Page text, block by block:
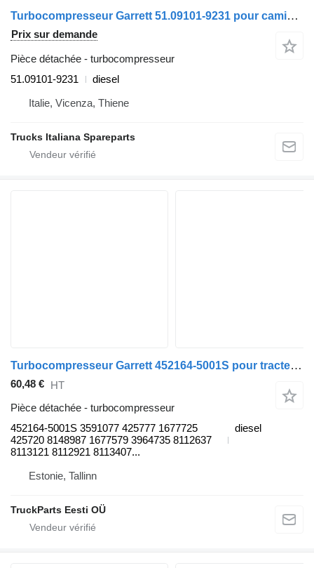
Turbocompresseur Garrett 51.09101-9231 pour camion MAN TGX euro 6
Prix sur demande
Pièce détachée - turbocompresseur
51.09101-9231
diesel
Italie, Vicenza, Thiene
Trucks Italiana Spareparts
Turbocompresseur Garrett 452164-5001S pour tracteur routier Volvo FH12, FH16, NH12, FH, VNL780 (1993-2014)
60,48 € HT
Pièce détachée - turbocompresseur
452164-5001S 3591077 425777 1677725
425720 8148987 1677579 3964735 8112637
8113121 8112921 8113407...
diesel
Estonie, Tallinn
TruckParts Eesti OÜ